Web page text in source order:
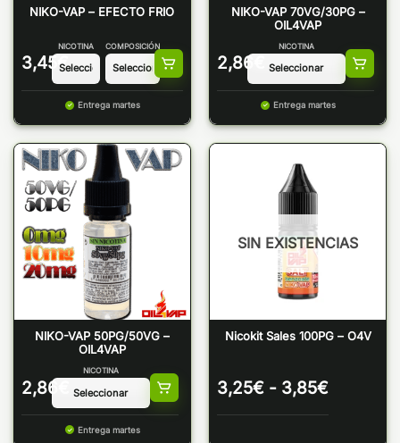
NIKO-VAP – EFECTO FRIO
3,45 €
NICOTINA COMPOSICIÓN
Entrega martes
NIKO-VAP 70VG/30PG –
OIL4VAP
2,86
NICOTINA
Entrega martes
NIKO-VAP 50PG/50VG –
OIL4VAP
2,86
NICOTINA
Entrega martes
SIN EXISTENCIAS
Nicokit Sales 100PG – O4V
3,25€ - 3,85€Rango
precios: